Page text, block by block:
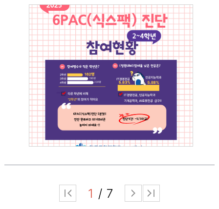
[IR센터] 2025 교내 핵심역량진단 6PAC(식
스팩) 참여현황
2025.05.13 이영원
1 7